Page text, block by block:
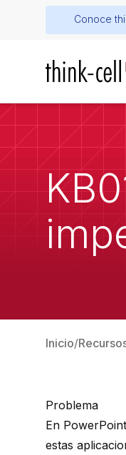
Conoce
Inicio
Problema
En
estas